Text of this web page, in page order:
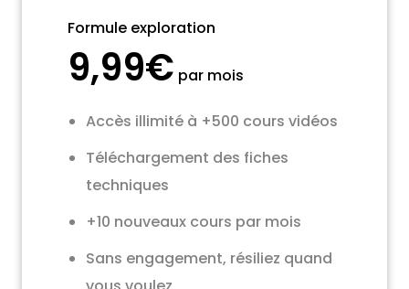
Formule exploration
9,99€ par mois
Accès illimité à +500 cours vidéos
Téléchargement des fiches
techniques
+10 nouveaux cours par mois
Sans engagement, résiliez quand